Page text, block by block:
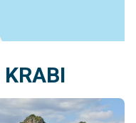
KRABI